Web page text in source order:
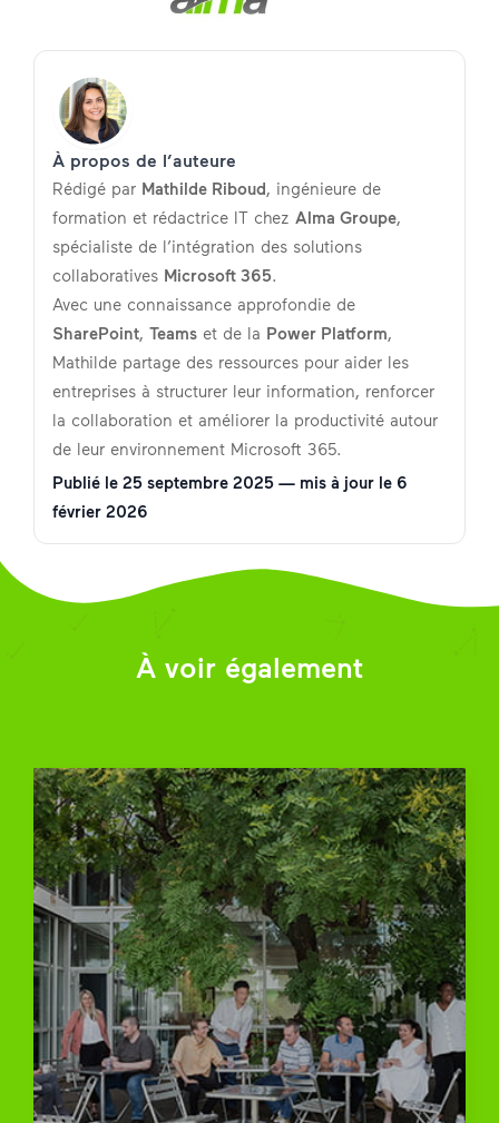
À propos de l’auteure
Rédigé par Mathilde Riboud, ingénieure de
formation et rédactrice IT chez Alma Groupe,
spécialiste de l’intégration des solutions
collaboratives Microsoft 365.
Avec une connaissance approfondie de
SharePoint, Teams et de la Power Platform,
Mathilde partage des ressources pour aider les
entreprises à structurer leur information, renforcer
la collaboration et améliorer la productivité autour
de leur environnement Microsoft 365.
Publié le 25 septembre 2025 — mis à jour le 6
février 2026
À voir également